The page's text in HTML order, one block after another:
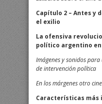
Capítulo 2 – Antes y
el exilio
La ofensiva
político argentino
Imágenes y sonidos
de intervención política
En los márgenes otro
Características más